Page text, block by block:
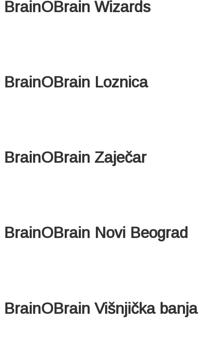
BrainOBrain Wizards
BrainOBrain Loznica
BrainOBrain Zaječar
BrainOBrain Novi Beograd
BrainOBrain Višnjička banja